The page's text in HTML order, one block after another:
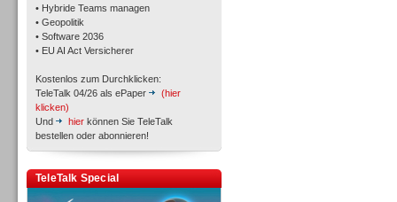
• Hybride Teams managen
• Geopolitik
• Software 2036
• EU AI Act Versicherer
Kostenlos zum Durchklicken:
TeleTalk 04/26 als ePaper
(hier
klicken)
Und
hier können Sie TeleTalk
bestellen oder abonnieren!
TeleTalk Special
Workforce-Management